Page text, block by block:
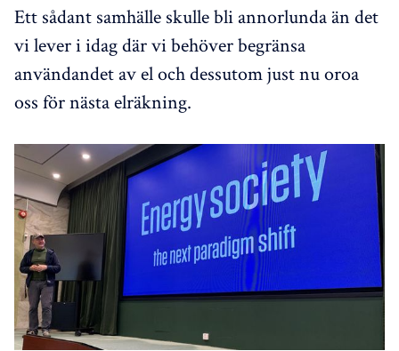
Ett sådant samhälle skulle bli annorlunda än det
vi lever i idag där vi behöver begränsa
användandet av el och dessutom just nu oroa
oss för nästa elräkning.